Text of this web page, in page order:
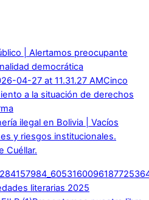
| Alertamos preocupante
democrática
Cinco
a la situación de derechos
ilegal en Bolivia | Vacíos
y riesgos institucionales.
Cuéllar.
literarias 2025